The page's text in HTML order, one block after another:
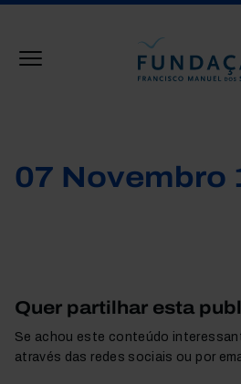
07 Novembro
Quer partilhar esta
Se achou este conteúdo
através das redes sociais ou por